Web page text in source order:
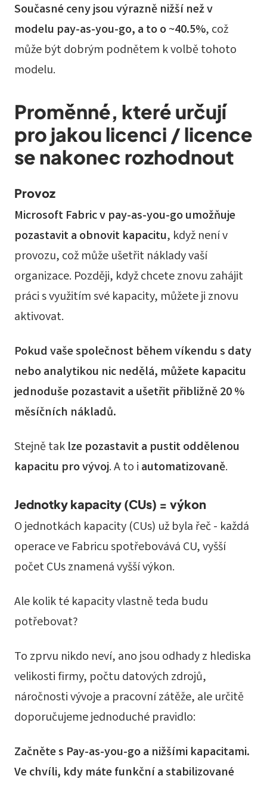
Současné ceny jsou výrazně nižší než v
modelu pay-as-you-go, a to o ~40.5%, což
může být dobrým podnětem k volbě tohoto
modelu.
Proměnné, které určují
pro jakou licenci / licence
se nakonec rozhodnout
Provoz
Microsoft Fabric v pay-as-you-go umožňuje
pozastavit a obnovit kapacitu, když není v
provozu, což může ušetřit náklady vaší
organizace. Později, když chcete znovu zahájit
práci s využitím své kapacity, můžete ji znovu
aktivovat.
Pokud vaše společnost během víkendu s daty
nebo analytikou nic nedělá, můžete kapacitu
jednoduše pozastavit a ušetřit přibližně 20 %
měsíčních nákladů.
Stejně tak lze pozastavit a pustit oddělenou
kapacitu pro vývoj. A to i automatizovaně.
Jednotky kapacity (CUs) = výkon
O jednotkách kapacity (CUs) už byla řeč - každá
operace ve Fabricu spotřebovává CU, vyšší
počet CUs znamená vyšší výkon.
Ale kolik té kapacity vlastně teda budu
potřebovat?
To zprvu nikdo neví, ano jsou odhady z hlediska
velikosti firmy, počtu datových zdrojů,
náročnosti vývoje a pracovní zátěže, ale určitě
doporučujeme jednoduché pravidlo:
Začněte s Pay-as-you-go a nižšími kapacitami.
Ve chvíli, kdy máte funkční a stabilizované